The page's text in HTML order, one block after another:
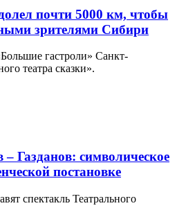
почти 5000 км, чтобы
зрителями Сибири
гастроли» Санкт-
театра сказки».
Газданов: символическое
постановке
спектакль Театрального